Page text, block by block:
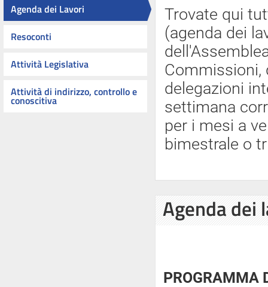
Agenda dei Lavori
Resoconti
Attività Legislativa
Attività di indirizzo, controllo e
conoscitiva
Trovate qui
(agenda dei
Commissioni,
delegazioni
settimana
per i mesi a
bimestrale o
Agenda dei
PROGRAMMA